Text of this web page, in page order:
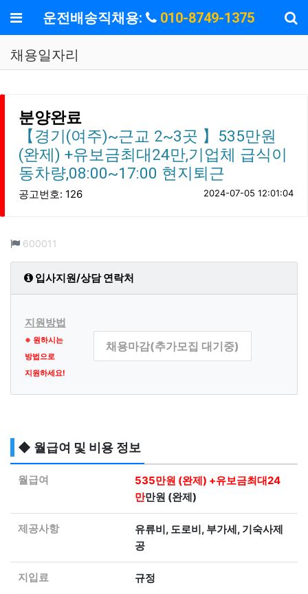
메뉴운전배송직채용: 010-8749-1375
채용일자리
분양완료
【경기(여주)~근교 2~3곳 】535만원
(완제) +유보금최대24만,기업체 급식이
동차량,08:00~17:00 현지퇴근
공고번호: 126 2024-07-05 12:01:04
컨텐츠 정보
600011
입사지원/상담 연락처
지원방법
※ 원하시는
방법으로
지원하세요!
채용마감(추가모집 대기중)
◆ 월급여 및 비용 정보
월급여
535만원 (완제) +유보금최대24
만만원 (완제)
제공사항
유류비, 도로비, 부가세, 기숙사제
공
지입료 규정